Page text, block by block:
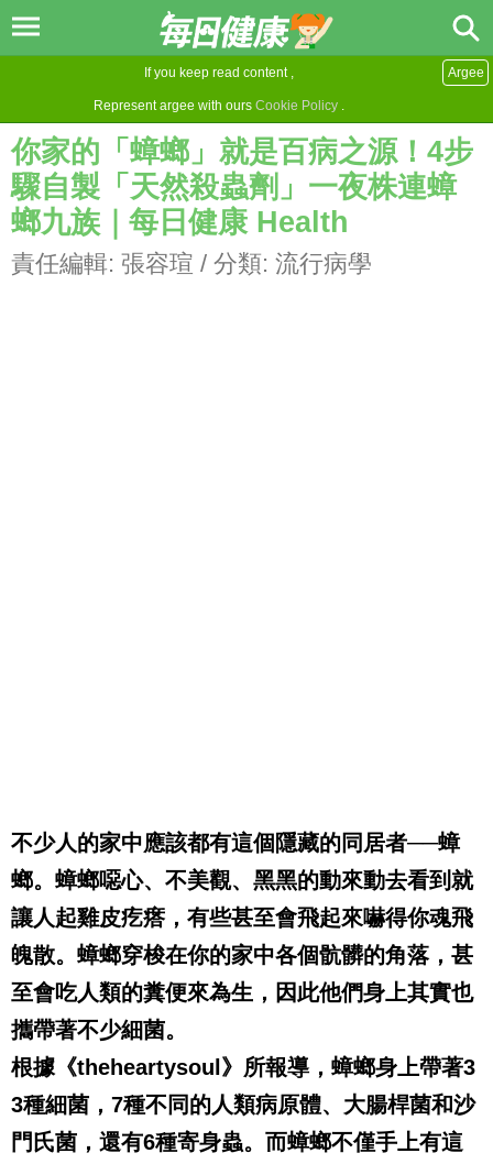
If you keep read content ,
Represent argee with ours Cookie Policy .
Argee
你家的「蟑螂」就是百病之源！4步
驟自製「天然殺蟲劑」一夜株連蟑
螂九族｜每日健康 Health
責任編輯: 張容瑄 / 分類: 流行病學
不少人的家中應該都有這個隱藏的同居者──蟑
螂。蟑螂噁心、不美觀、黑黑的動來動去看到就
讓人起雞皮疙瘩，有些甚至會飛起來嚇得你魂飛
魄散。蟑螂穿梭在你的家中各個骯髒的角落，甚
至會吃人類的糞便來為生，因此他們身上其實也
攜帶著不少細菌。
根據《theheartysoul 》所報導，蟑螂身上帶著3
3種細菌， 7種不同的人類病原體、大腸桿菌和沙
門氏菌，還有6種寄身蟲。而蟑螂不僅手上有這